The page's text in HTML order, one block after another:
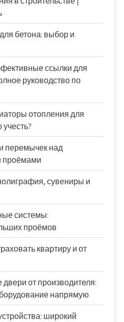
бетона: выбор и
ссылки для
руководство по
отопления для
перемычек над
проёмами
сувениры и
системы:
проёмов
квартиру и от
от производителя:
напрямую
широкий